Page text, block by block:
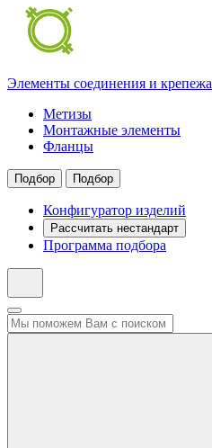
Элементы соединения и крепежа
Метизы
Монтажные элементы
Фланцы
Подбор Подбор
Конфигуратор изделий
Рассчитать нестандарт
Программа подбора